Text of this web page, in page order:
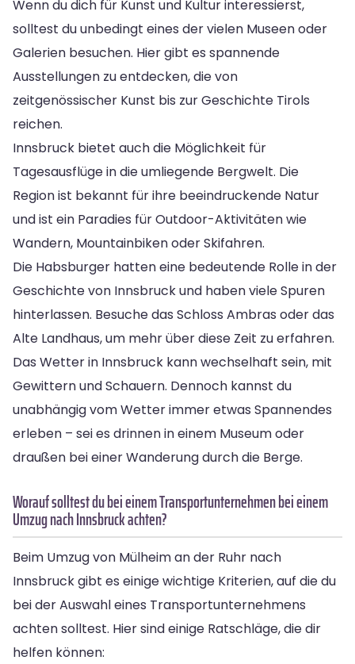
Wenn du dich für Kunst und Kultur interessierst,
solltest du unbedingt eines der vielen Museen oder
Galerien besuchen. Hier gibt es spannende
Ausstellungen zu entdecken, die von
zeitgenössischer Kunst bis zur Geschichte Tirols
reichen.
Innsbruck bietet auch die Möglichkeit für
Tagesausflüge in die umliegende Bergwelt. Die
Region ist bekannt für ihre beeindruckende Natur
und ist ein Paradies für Outdoor-Aktivitäten wie
Wandern, Mountainbiken oder Skifahren.
Die Habsburger hatten eine bedeutende Rolle in der
Geschichte von Innsbruck und haben viele Spuren
hinterlassen. Besuche das Schloss Ambras oder das
Alte Landhaus, um mehr über diese Zeit zu erfahren.
Das Wetter in Innsbruck kann wechselhaft sein, mit
Gewittern und Schauern. Dennoch kannst du
unabhängig vom Wetter immer etwas Spannendes
erleben – sei es drinnen in einem Museum oder
draußen bei einer Wanderung durch die Berge.
Worauf solltest du bei einem Transportunternehmen bei einem
Umzug nach Innsbruck achten?
Beim Umzug von Mülheim an der Ruhr nach
Innsbruck gibt es einige wichtige Kriterien, auf die du
bei der Auswahl eines Transportunternehmens
achten solltest. Hier sind einige Ratschläge, die dir
helfen können: